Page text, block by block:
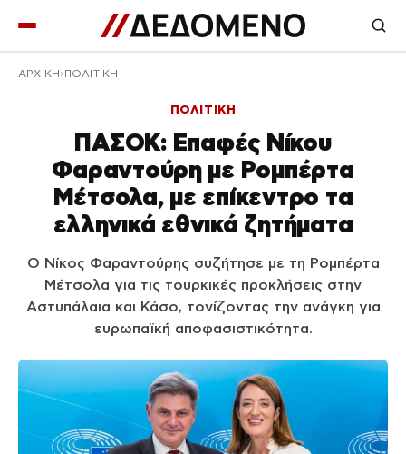
ΑΡΧΙΚΉ ΠΟΛΙΤΙΚΗ
ΠΟΛΙΤΙΚΗ
ΠΑΣΟΚ: Επαφές Νίκου
Φαραντούρη με Ρομπέρτα
Μέτσολα, με επίκεντρο τα
ελληνικά εθνικά ζητήματα
Ο Νίκος Φαραντούρης συζήτησε με τη Ρομπέρτα
Μέτσολα για τις τουρκικές προκλήσεις στην
Αστυπάλαια και Κάσο, τονίζοντας την ανάγκη για
ευρωπαϊκή αποφασιστικότητα.